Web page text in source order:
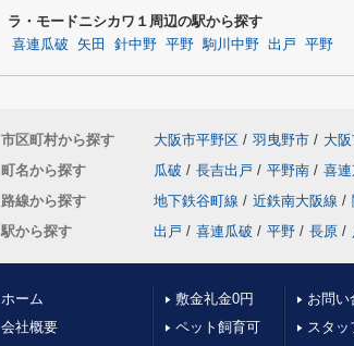
ラ・モードニシカワ１周辺の駅から探す
喜連瓜破 矢田 針中野 平野 駒川中野 出戸 平野
市区町村から探す 大阪市平野区 / 羽曳野市 / 大
町名から探す
瓜破 / 長吉出戸 / 平野南 / 喜連
路線から探す
地下鉄谷町線 / 近鉄南大阪線 /
駅から探す
出戸 / 喜連瓜破 / 平野 / 長原 /
ホーム
会社概要
敷金礼金0円
ペット飼育可
お問い
スタッ